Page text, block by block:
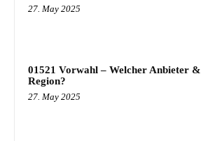
27. May 2025
01521 Vorwahl – Welcher Anbieter &
Region?
27. May 2025